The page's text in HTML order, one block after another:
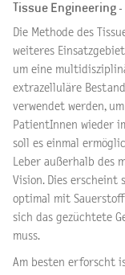
Tissue Engineering
Die Methode des
weiteres
um eine
extrazelluläre
verwendet werden,
PatientInnen wieder
soll es einmal
Leber außerhalb des
Vision. Dies erscheint
optimal mit
sich das gezüchtete
muss.
Am besten erforscht